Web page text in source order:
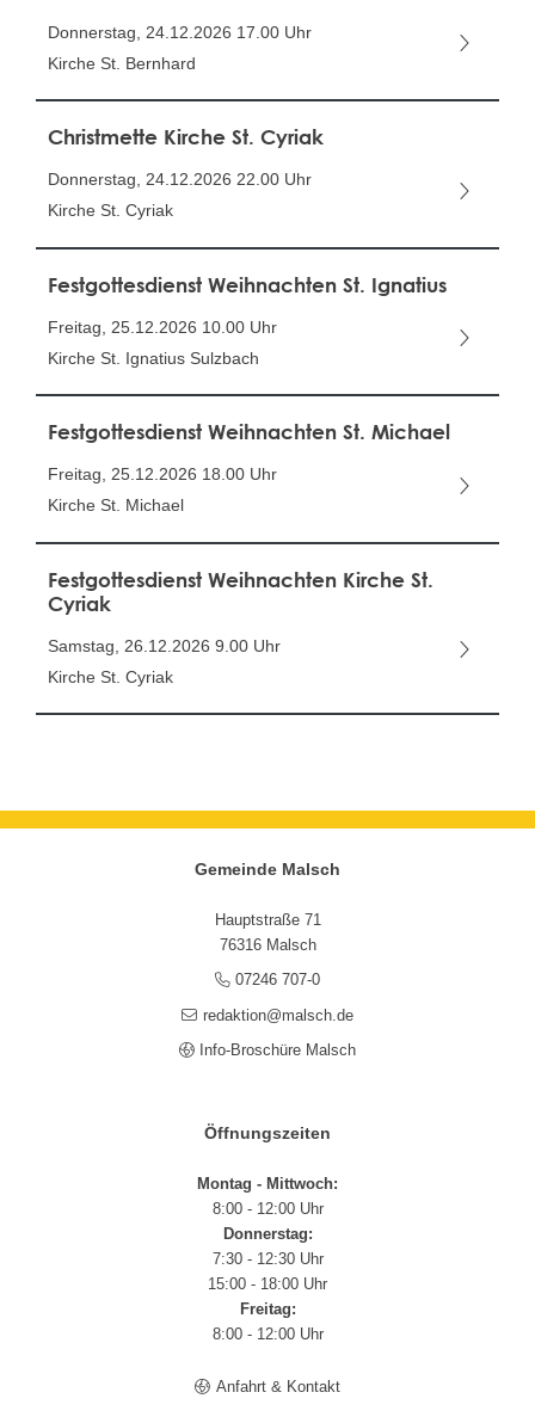
Donnerstag, 24.12.2026 17.00 Uhr
Kirche St. Bernhard
Christmette Kirche St. Cyriak
Donnerstag, 24.12.2026 22.00 Uhr
Kirche St. Cyriak
Festgottesdienst Weihnachten St. Ignatius
Freitag, 25.12.2026 10.00 Uhr
Kirche St. Ignatius Sulzbach
Festgottesdienst Weihnachten St. Michael
Freitag, 25.12.2026 18.00 Uhr
Kirche St. Michael
Festgottesdienst Weihnachten Kirche St.
Cyriak
Samstag, 26.12.2026 9.00 Uhr
Kirche St. Cyriak
Gemeinde Malsch
Hauptstraße 71
76316 Malsch
07246 707-0
redaktion@malsch.de
Info-Broschüre Malsch
Öffnungszeiten
Montag - Mittwoch:
8:00 - 12:00 Uhr
Donnerstag:
7:30 - 12:30 Uhr
15:00 - 18:00 Uhr
Freitag:
8:00 - 12:00 Uhr
Anfahrt & Kontakt